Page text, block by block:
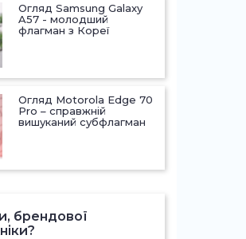
Огляд Samsung Galaxy
A57 - молодший
флагман з Кореї
Огляд Motorola Edge 70
Pro – справжній
вишуканий субфлагман
брендової